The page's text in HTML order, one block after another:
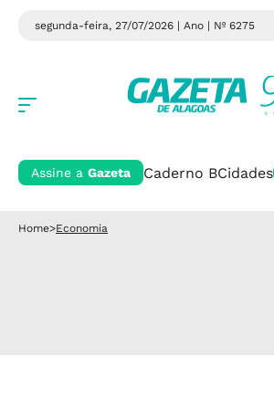
segunda-feira, 27/07/2026 | Ano | Nº 6275
Assine a Gazeta Caderno BCidades
Home>Economia